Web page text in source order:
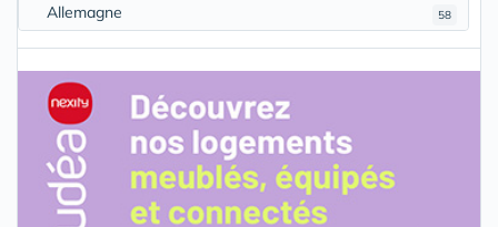
58
Allemagne